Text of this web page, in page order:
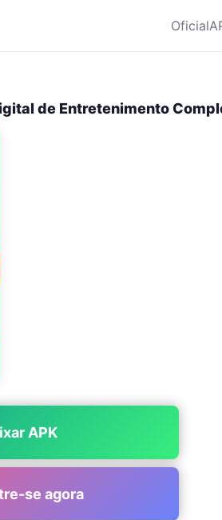
Oficial
de Entretenimento
APK
se agora